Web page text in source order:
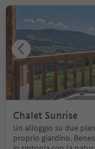
Chalet Sunrise
Un alloggio su due
proprio giardino.